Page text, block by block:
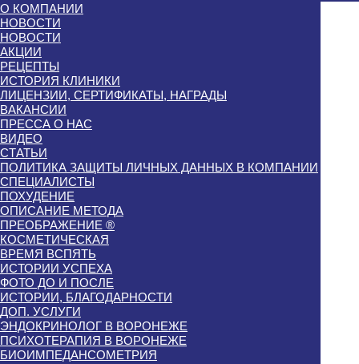
О КОМПАНИИ
НОВОСТИ
НОВОСТИ
АКЦИИ
РЕЦЕПТЫ
ИСТОРИЯ КЛИНИКИ
ЛИЦЕНЗИИ, СЕРТИФИКАТЫ, НАГРАДЫ
ВАКАНСИИ
ПРЕССА О НАС
ВИДЕО
СТАТЬИ
ПОЛИТИКА ЗАЩИТЫ ЛИЧНЫХ ДАННЫХ В КОМПАНИИ
СПЕЦИАЛИСТЫ
ПОХУДЕНИЕ
ОПИСАНИЕ МЕТОДА
ПРЕОБРАЖЕНИЕ ®
КОСМЕТИЧЕСКАЯ
ВРЕМЯ ВСПЯТЬ
ИСТОРИИ УСПЕХА
ФОТО ДО И ПОСЛЕ
ИСТОРИИ, БЛАГОДАРНОСТИ
ДОП. УСЛУГИ
ЭНДОКРИНОЛОГ В ВОРОНЕЖЕ
ПСИХОТЕРАПИЯ В ВОРОНЕЖЕ
БИОИМПЕДАНСОМЕТРИЯ